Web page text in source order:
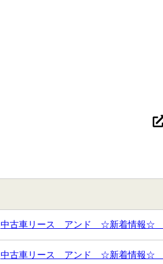
中古車リース アンド ☆新着情報
中古車リース アンド ☆新着情報